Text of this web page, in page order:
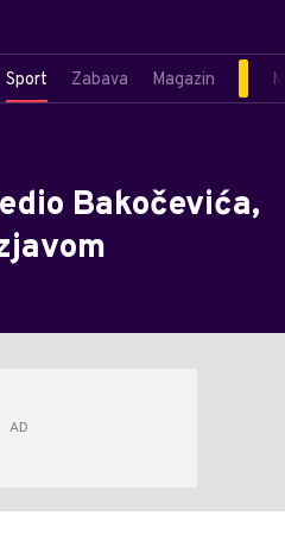
Sport Zabava Magazin
Bakočevića,